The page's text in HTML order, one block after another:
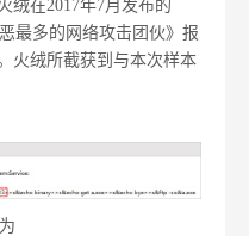
绒在2017年7月发布的
最多的网络攻击团伙》报
火绒所截获到与本次样本